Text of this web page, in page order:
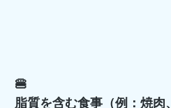
🍔
脂質を含む食事（例：焼